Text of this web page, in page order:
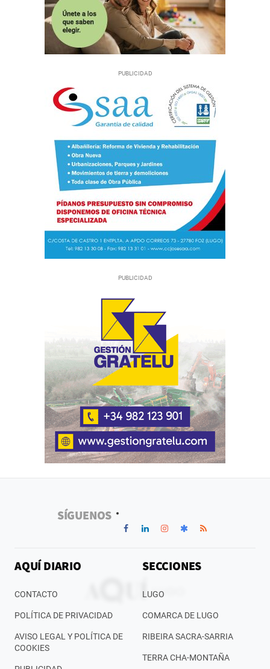
SÍGUENOS
AQUÍ DIARIO
CONTACTO
POLÍTICA DE PRIVACIDAD
AVISO LEGAL Y POLÍTICA DE
COOKIES
SECCIONES
LUGO
COMARCA DE LUGO
RIBEIRA SACRA-SARRIA
TERRA CHA-MONTAÑA